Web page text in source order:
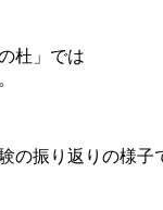
杜」では
の振り返りの様子